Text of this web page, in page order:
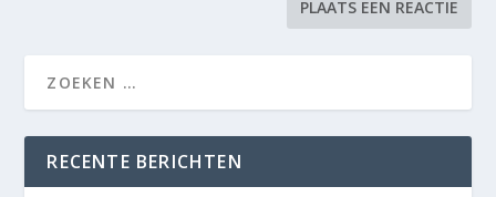
RECENTE BERICHTEN